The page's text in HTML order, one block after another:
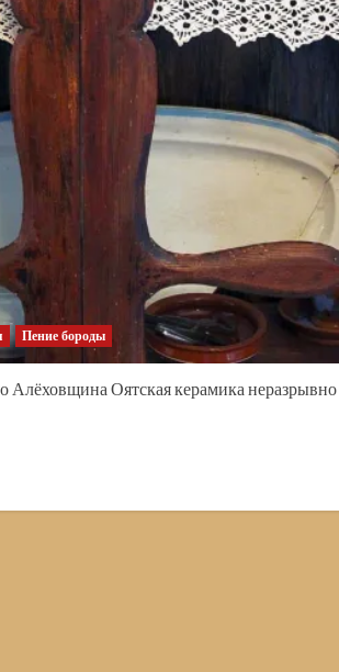
Пение бороды
Оятская керамика неразрывно